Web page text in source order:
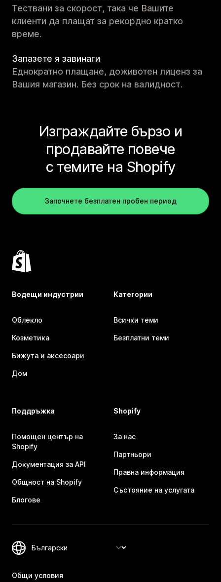
Тествани за скорост, така че Вашите
клиенти да плащат за рекордно кратко
време.
Запазете я завинаги
Еднократно плащане, доживотен лиценз за
Вашия магазин. Без срок на валидност.
Изграждайте бързо и
продавайте повече
с темите на Shopify
Започнете безплатен пробен период
Водещи индустрии
Облекло
Козметика
Бижута и аксесоари
Дом
Категории
Всички теми
Безплатни теми
Поддръжка
Помощен център на
Shopify
Документация за API
Общност на Shopify
Блогове
Shopify
За нас
Партньори
Правна информация
Състояние на услугата
Общи условия